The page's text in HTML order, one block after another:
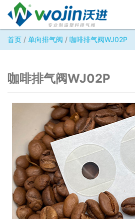
首页
认识沃进
企业荣誉
企业文化
企业创新
人才团队
产品中心
首页 / 单向排气阀 / 咖啡排气阀WJ02P
咖啡排气阀WJ02P